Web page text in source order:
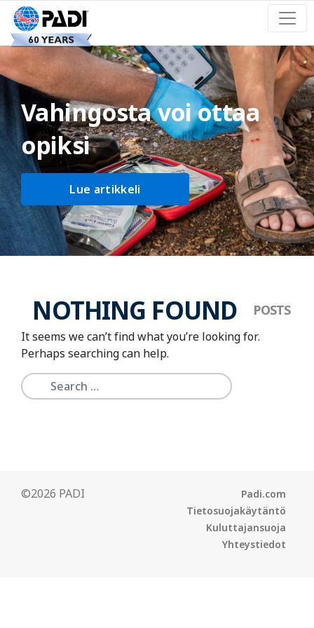
Vahingosta voi ottaa
opiksi
Lue artikkeli
NOTHING FOUND
It seems we can’t find what you’re looking for.
Perhaps searching can help.
©2026 PADI
Padi.com
Tietosuojakäytäntö
Kuluttajansuoja
Yhteystiedot